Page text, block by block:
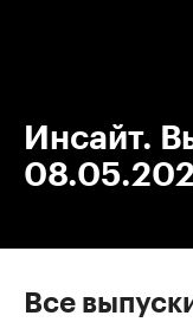
Инсайт.
Все